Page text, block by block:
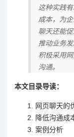
这种实践
成本，为
聊天还能
推动业务
积极采用
沟通。
本文目录导读：
网页聊天的
降低沟通成
案例分析